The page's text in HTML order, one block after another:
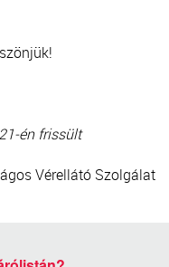
én frissült
Vérellátó Szolgálat